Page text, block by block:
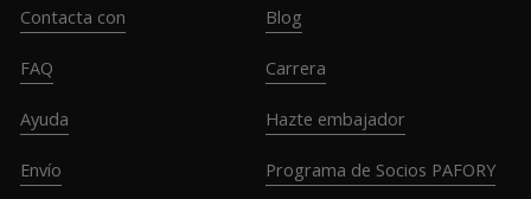
Contacta con
FAQ
Ayuda
Envío
Blog
Carrera
Hazte embajador
Programa de Socios PAFORY